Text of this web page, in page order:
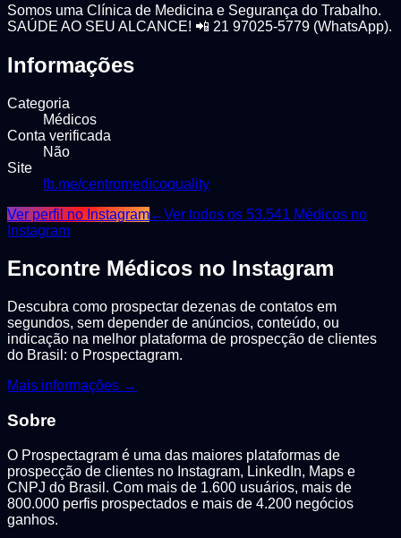
Somos uma Clínica de Medicina e Segurança do Trabalho.
SAÚDE AO SEU ALCANCE! 📲 21 97025-5779 (WhatsApp).
Informações
Categoria
Médicos
Conta verificada
Não
Site
fb.me/centromedicoquality
Ver perfil no Instagram←Ver todos os 53.541 Médicos no
Instagram
Encontre Médicos no Instagram
Descubra como prospectar dezenas de contatos em
segundos, sem depender de anúncios, conteúdo, ou
indicação na melhor plataforma de prospecção de clientes
do Brasil: o Prospectagram.
Mais informações →
Sobre
O Prospectagram é uma das maiores plataformas de
prospecção de clientes no Instagram, LinkedIn, Maps e
CNPJ do Brasil. Com mais de 1.600 usuários, mais de
800.000 perfis prospectados e mais de 4.200 negócios
ganhos.